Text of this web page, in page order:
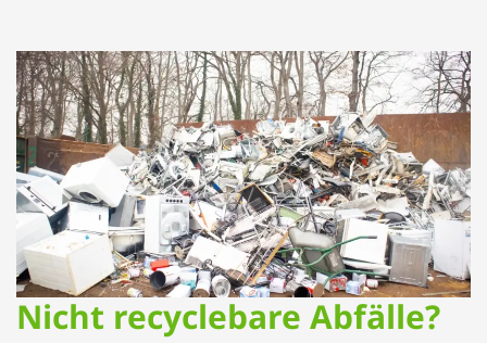
Nicht recyclebare Abfälle?